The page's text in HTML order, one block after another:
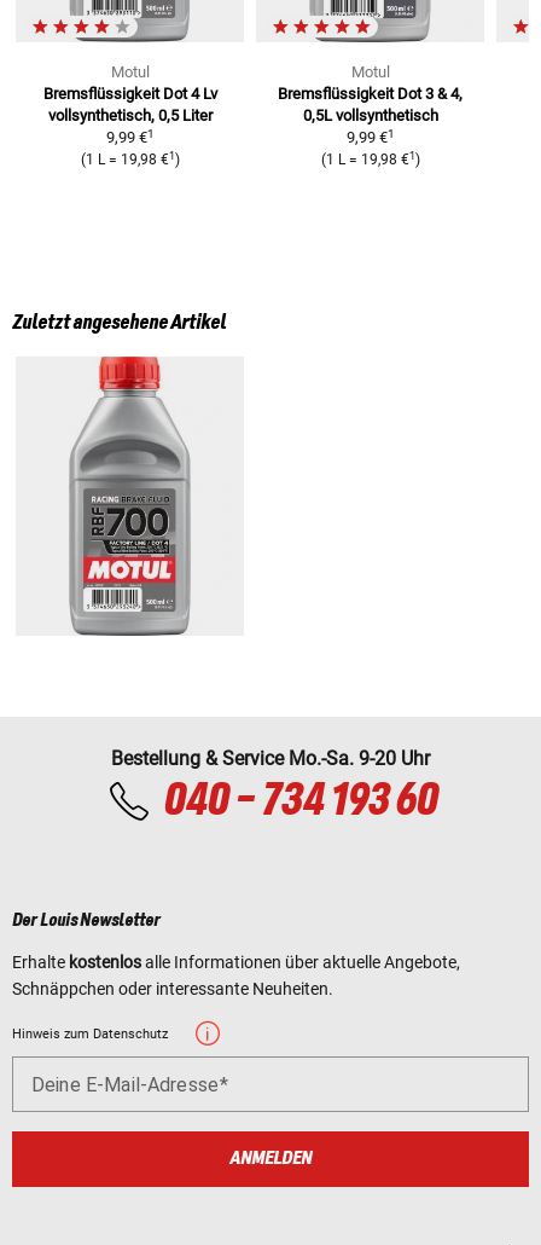
Motul
Bremsflüssigkeit Dot 4 Lv
vollsynthetisch, 0,5 Liter
9,99 €1
(1 L= 19,98 €1 )
Motul
Bremsflüssigkeit Dot 3 & 4,
0,5L vollsynthetisch
9,99 €1
(1 L= 19,98 €1 )
Zuletzt angesehene Artikel
Bestellung & Service Mo.-Sa. 9-20 Uhr
040 - 734 193 60
Der Louis Newsletter
Erhalte kostenlosalle Informationen über aktuelle Angebote,
Schnäppchen oder interessante Neuheiten.
Hinweis zum Datenschutz
Deine E-Mail-Adresse
ANMELDEN